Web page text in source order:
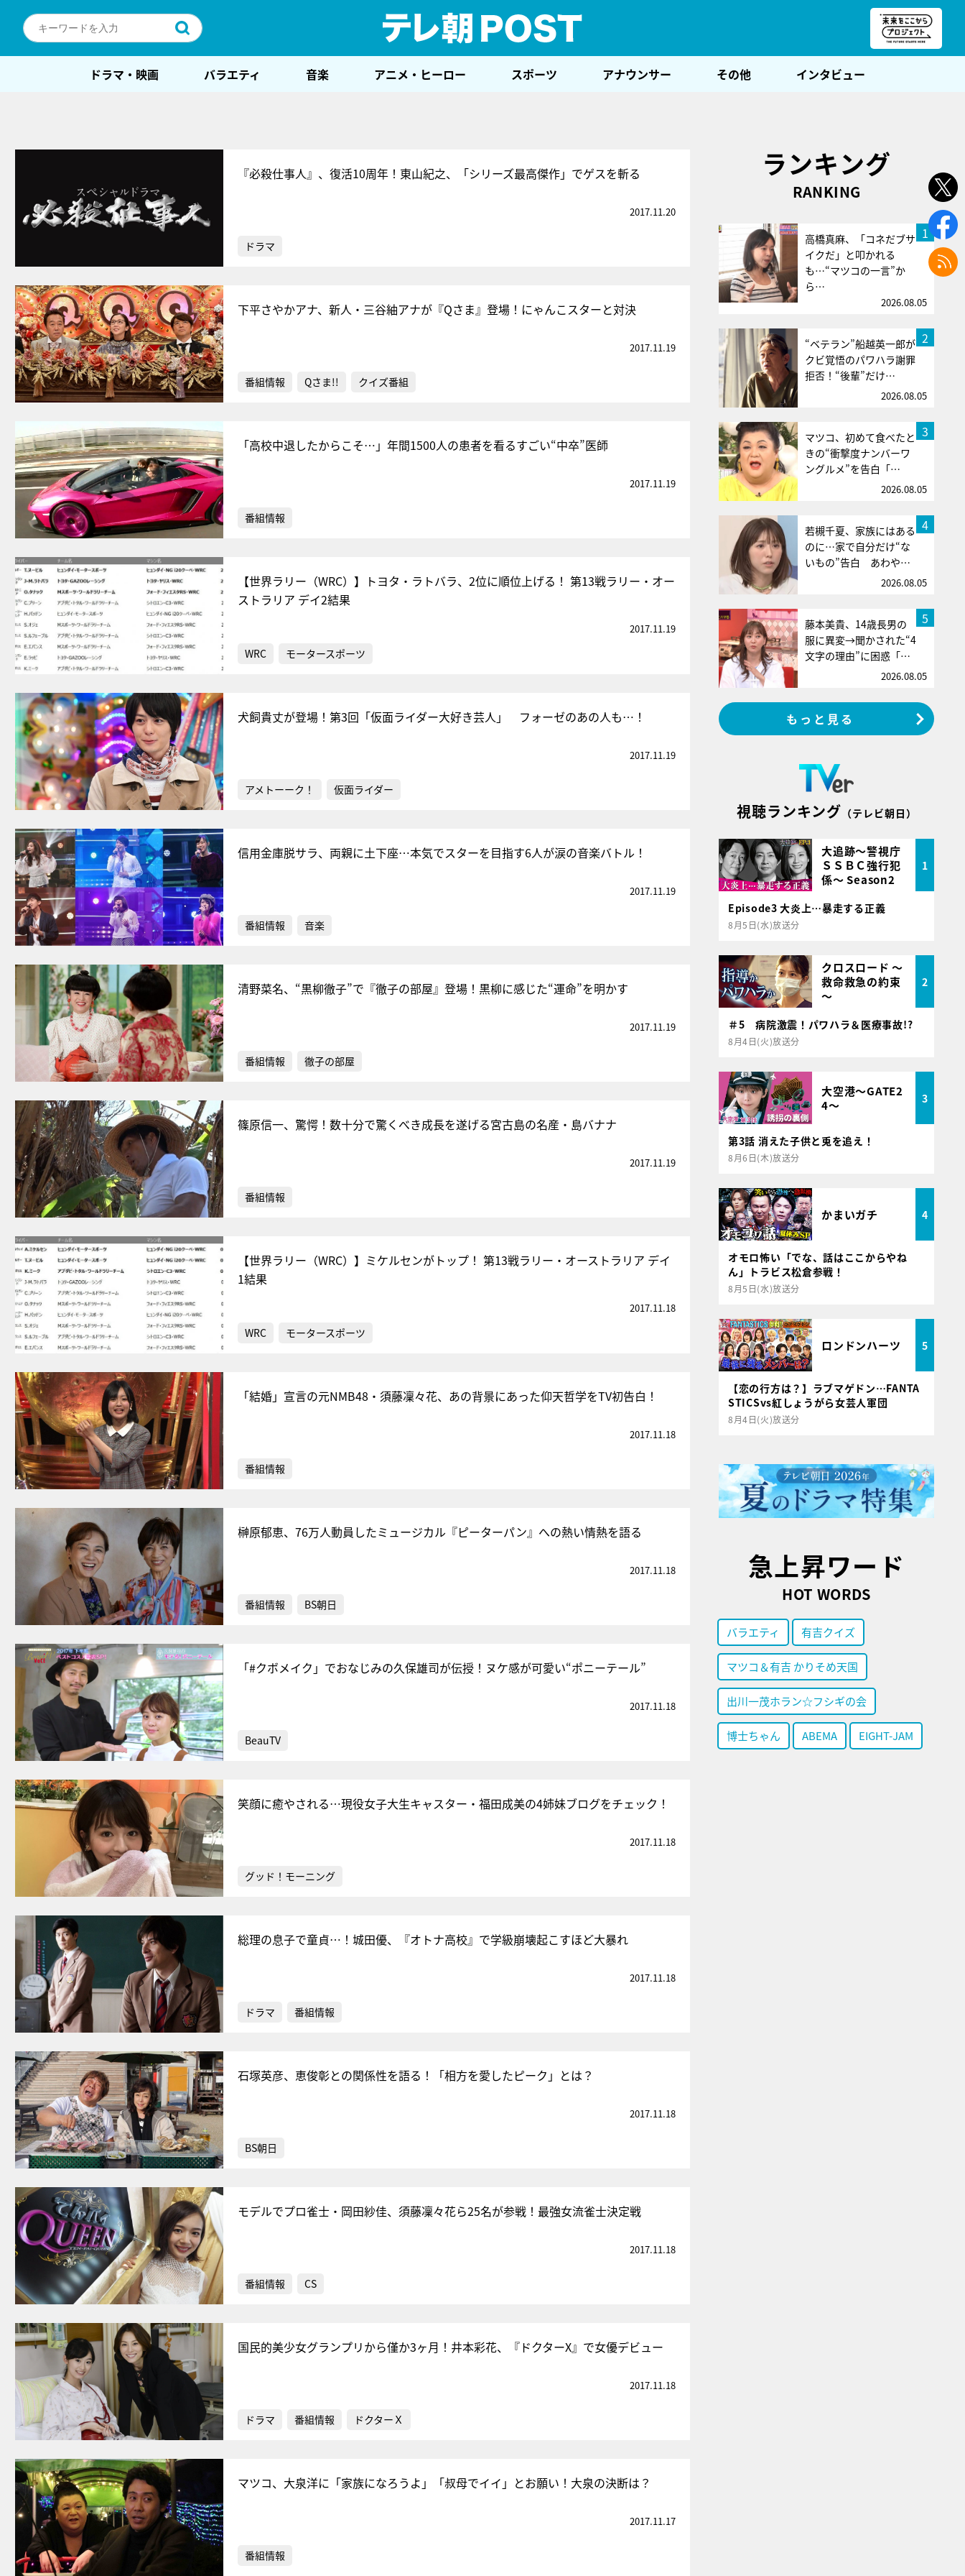
ドラマ・映画 バラエティ 音楽 アニメ・ヒーロー スポーツ アナウンサー その他 インタビュー
『必殺仕事人』、復活10周年！東山紀之、「シリーズ最高傑作」でゲスを斬る
2017.11.20
ドラマ
下平さやかアナ、新人・三谷紬アナが『Qさま』登場！にゃんこスターと対決
2017.11.19
番組情報 Qさま!! クイズ番組
「高校中退したからこそ…」年間1500人の患者を看るすごい“中卒”医師
2017.11.19
番組情報
【世界ラリー（WRC）】トヨタ・ラトバラ、2位に順位上げる！ 第13戦ラリー・オー
ストラリア デイ2結果
2017.11.19
WRC モータースポーツ
犬飼貴丈が登場！第3回「仮面ライダー大好き芸人」 フォーゼのあの人も…！
2017.11.19
アメトーーク！ 仮面ライダー
信用金庫脱サラ、両親に土下座…本気でスターを目指す6人が涙の音楽バトル！
2017.11.19
番組情報 音楽
清野菜名、“黒柳徹子”で『徹子の部屋』登場！黒柳に感じた“運命”を明かす
2017.11.19
番組情報 徹子の部屋
篠原信一、驚愕！数十分で驚くべき成長を遂げる宮古島の名産・島バナナ
2017.11.19
番組情報
【世界ラリー（WRC）】ミケルセンがトップ！ 第13戦ラリー・オーストラリア デイ
1結果
2017.11.18
WRC モータースポーツ
「結婚」宣言の元NMB48・須藤凜々花、あの背景にあった仰天哲学をTV初告白！
2017.11.18
番組情報
榊原郁恵、76万人動員したミュージカル『ピーターパン』への熱い情熱を語る
2017.11.18
番組情報 BS朝日
「#クボメイク」でおなじみの久保雄司が伝授！ヌケ感が可愛い“ポニーテール”
2017.11.18
BeauTV
笑顔に癒やされる…現役女子大生キャスター・福田成美の4姉妹ブログをチェック！
2017.11.18
グッド！モーニング
総理の息子で童貞…！城田優、『オトナ高校』で学級崩壊起こすほど大暴れ
2017.11.18
ドラマ 番組情報
石塚英彦、恵俊彰との関係性を語る！「相方を愛したピーク」とは？
2017.11.18
BS朝日
モデルでプロ雀士・岡田紗佳、須藤凜々花ら25名が参戦！最強女流雀士決定戦
2017.11.18
番組情報 CS
国民的美少女グランプリから僅か3ヶ月！井本彩花、『ドクターX』で女優デビュー
2017.11.18
ドラマ 番組情報 ドクターＸ
マツコ、大泉洋に「家族になろうよ」「叔母でイイ」とお願い！大泉の決断は？
2017.11.17
番組情報
ランキング
RANKING
1
高橋真麻、「コネだブサ
イクだ」と叩かれる
も…“マツコの一言”か
ら…
2026.08.05
2
“ベテラン”船越英一郎が
クビ覚悟のパワハラ謝罪
拒否！“後輩”だけ…
2026.08.05
3
マツコ、初めて食べたと
きの“衝撃度ナンバーワ
ングルメ”を告白「…
2026.08.05
4
若槻千夏、家族にはある
のに…家で自分だけ“な
いもの”告白 あわや…
2026.08.05
5
藤本美貴、14歳長男の
服に異変→聞かされた“4
文字の理由”に困惑「…
2026.08.05
もっと見る
視聴ランキング （テレビ朝日）
大追跡～警視庁
ＳＳＢＣ強行犯
係～ Season2
1
Episode3 大炎上…暴走する正義
8月5日(水)放送分
クロスロード ～
救命救急の約束
～
2
＃5 病院激震！パワハラ＆医療事故!?
8月4日(火)放送分
大空港～GATE2
4～
3
第3話 消えた子供と兎を追え！
8月6日(木)放送分
かまいガチ 4
オモロ怖い「でな、話はここからやね
ん」トラビス松倉参戦！
8月5日(水)放送分
ロンドンハーツ 5
【恋の行方は？】ラブマゲドン…FANTA
STICSvs紅しょうがら女芸人軍団
8月4日(火)放送分
急上昇ワード
HOT WORDS
バラエティ 有吉クイズ
マツコ＆有吉 かりそめ天国
出川一茂ホラン☆フシギの会
博士ちゃん ABEMA EIGHT-JAM